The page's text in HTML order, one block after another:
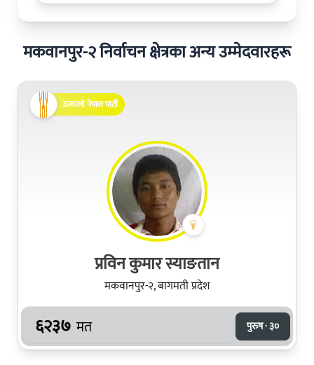
मकवानपुर-२ निर्वाचन क्षेत्रका अन्य उम्मेदवारहरू
उज्यालो नेपाल पार्टी
प्रविन कुमार स्याङतान
मकवानपुर-२, बागमती प्रदेश
६२३७ मत पुरुष · ३०